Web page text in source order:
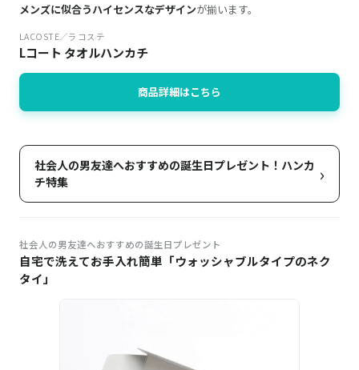
メンズに似合うハイセンスなデザインが揃います。
LACOSTE／ラコステ
Lコート タオルハンカチ
商品詳細はこちら
社会人の男友達へおすすめの誕生日プレゼント！ハンカ
チ特集
›
社会人の男友達へおすすめの誕生日プレゼント
自宅で洗えてお手入れ簡単「ウォッシャブルタイプのネク
タイ」